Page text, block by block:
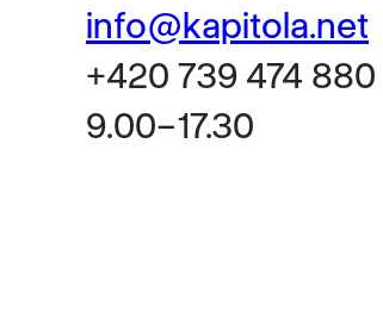
info@kapitola.net
+420 739 474 880
9.00–17.30